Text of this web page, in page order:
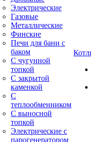
Электрические
Газовые
Металлические
Финские
Печи для бани с
баком
С чугунной
топкой
С закрытой
каменкой
С
теплообменником
С выносной
топкой
Электрические с
парогенератором